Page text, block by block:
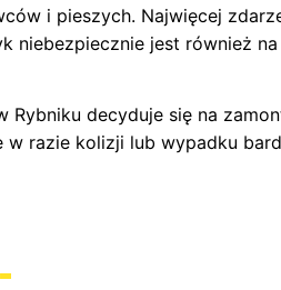
i pieszych. Najwięcej
niebezpiecznie jest również
decyduje się na
razie kolizji lub wypadku